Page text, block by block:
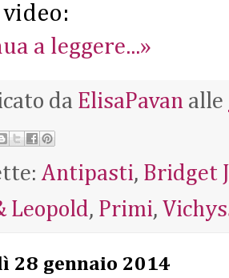
a leggere...»
da ElisaPavan alle
Antipasti, Bridget
Leopold, Primi,
28 gennaio 2014